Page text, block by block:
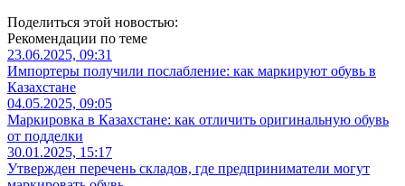
Поделиться этой новостью:
Рекомендации по теме
23.06.2025, 09:31
Импортеры получили послабление: как маркируют обувь в
Казахстане
04.05.2025, 09:05
Маркировка в Казахстане: как отличить оригинальную обувь
от подделки
30.01.2025, 15:17
Утвержден перечень складов, где предприниматели могут